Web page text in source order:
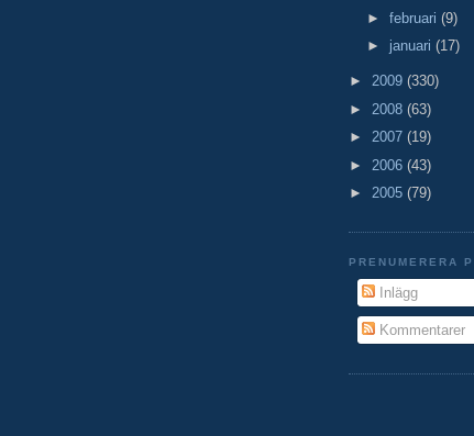
► februari (9)
► januari (17)
► 2009 (330)
► 2008 (63)
► 2007 (19)
► 2006 (43)
► 2005 (79)
PRENUMERERA
Inlägg
Kommentarer